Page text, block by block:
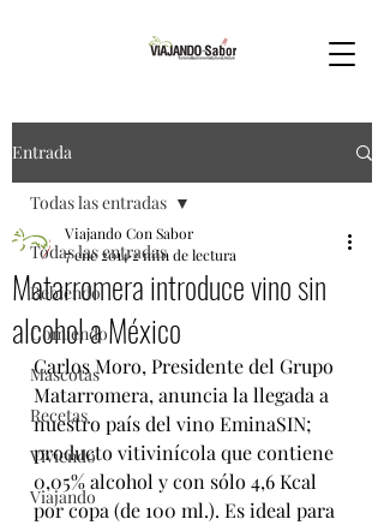
Entrada
Todas las entradas
Bebiendo
Comiendo
Mascotas
Recetas
Viviendo
Viajando
Todas las entradas
Matarromera introduce vino sin
alcohol a México
Viajando Con Sabor
7 ene 20142 min de lectura
Carlos Moro, Presidente del Grupo
Matarromera, anuncia la llegada a
nuestro país del vino EminaSIN;
producto vitivinícola que contiene
0,05% alcohol y con sólo 4,6 Kcal
por copa (de 100 ml.). Es ideal para